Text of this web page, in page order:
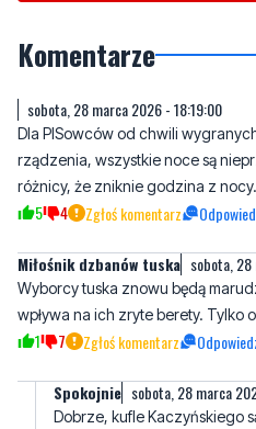
Dla PISowców od chwili
różnicy, że zniknie godzina z nocy.
5 4 Zgłoś komentarz
Miłośnik dzbanów tuska sobota, 28
Wyborcy tuska znowu będą
1 7 Zgłoś komentarz
Spokojnie sobota, 28 marca
Dobrze, kufle Kaczyńskiego
więc nie będą marudzić.
3 3 Zgłoś komentarz